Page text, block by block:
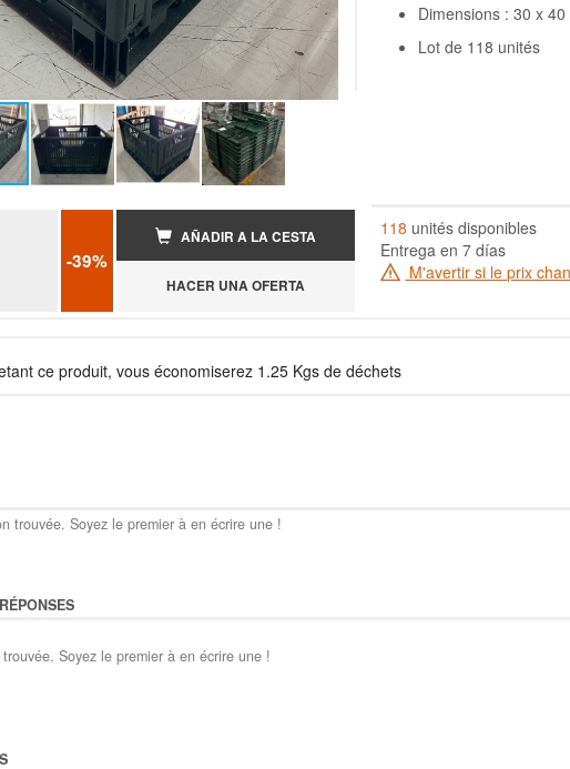
Dimensions : 30 x
Lot de 118 unités
-39%
AÑADIR A LA CESTA
HACER UNA OFERTA
118 unités disponibles
Entrega en 7 días
M'avertir si le prix
ce produit, vous économiserez 1.25 Kgs de déchets
trouvée. Soyez le premier à en écrire une !
Soyez le premier à en écrire une !